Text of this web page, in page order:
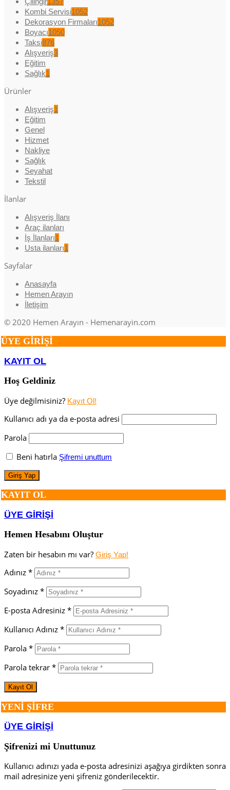
Kombi Servisi1052
Dekorasyon Firmaları1052
Boyacı1050
Taksi876
Alışveriş3
Eğitim
Sağlık1
Ürünler
Alışveriş1
Eğitim
Genel
Hizmet
Nakliye
Sağlık
Seyahat
Tekstil
İlanlar
Alışveriş İlanı
Araç ilanları
İş İlanları1
Usta ilanları1
Sayfalar
Anasayfa
Hemen Arayın
İletişim
© 2020 Hemen Arayın - Hemenarayin.com
ÜYE GİRİŞİ
KAYIT OL
Hoş Geldiniz
Üye değilmisiniz? Kayıt Ol!
Kullanıcı adı ya da e-posta adresi
Parola
Beni hatırla Şifremi unuttum
KAYIT OL
ÜYE GİRİŞİ
Hemen Hesabını Oluştur
Zaten bir hesabın mı var? Giriş Yap!
Adınız *
Soyadınız *
E-posta Adresiniz *
Kullanıcı Adınız *
Parola *
Parola tekrar *
YENİ ŞİFRE
ÜYE GİRİŞİ
Şifrenizi mi Unuttunuz
Kullanıcı adınızı yada e-posta adresinizi aşağıya girdikten sonra
mail adresinize yeni şifreniz gönderilecektir.